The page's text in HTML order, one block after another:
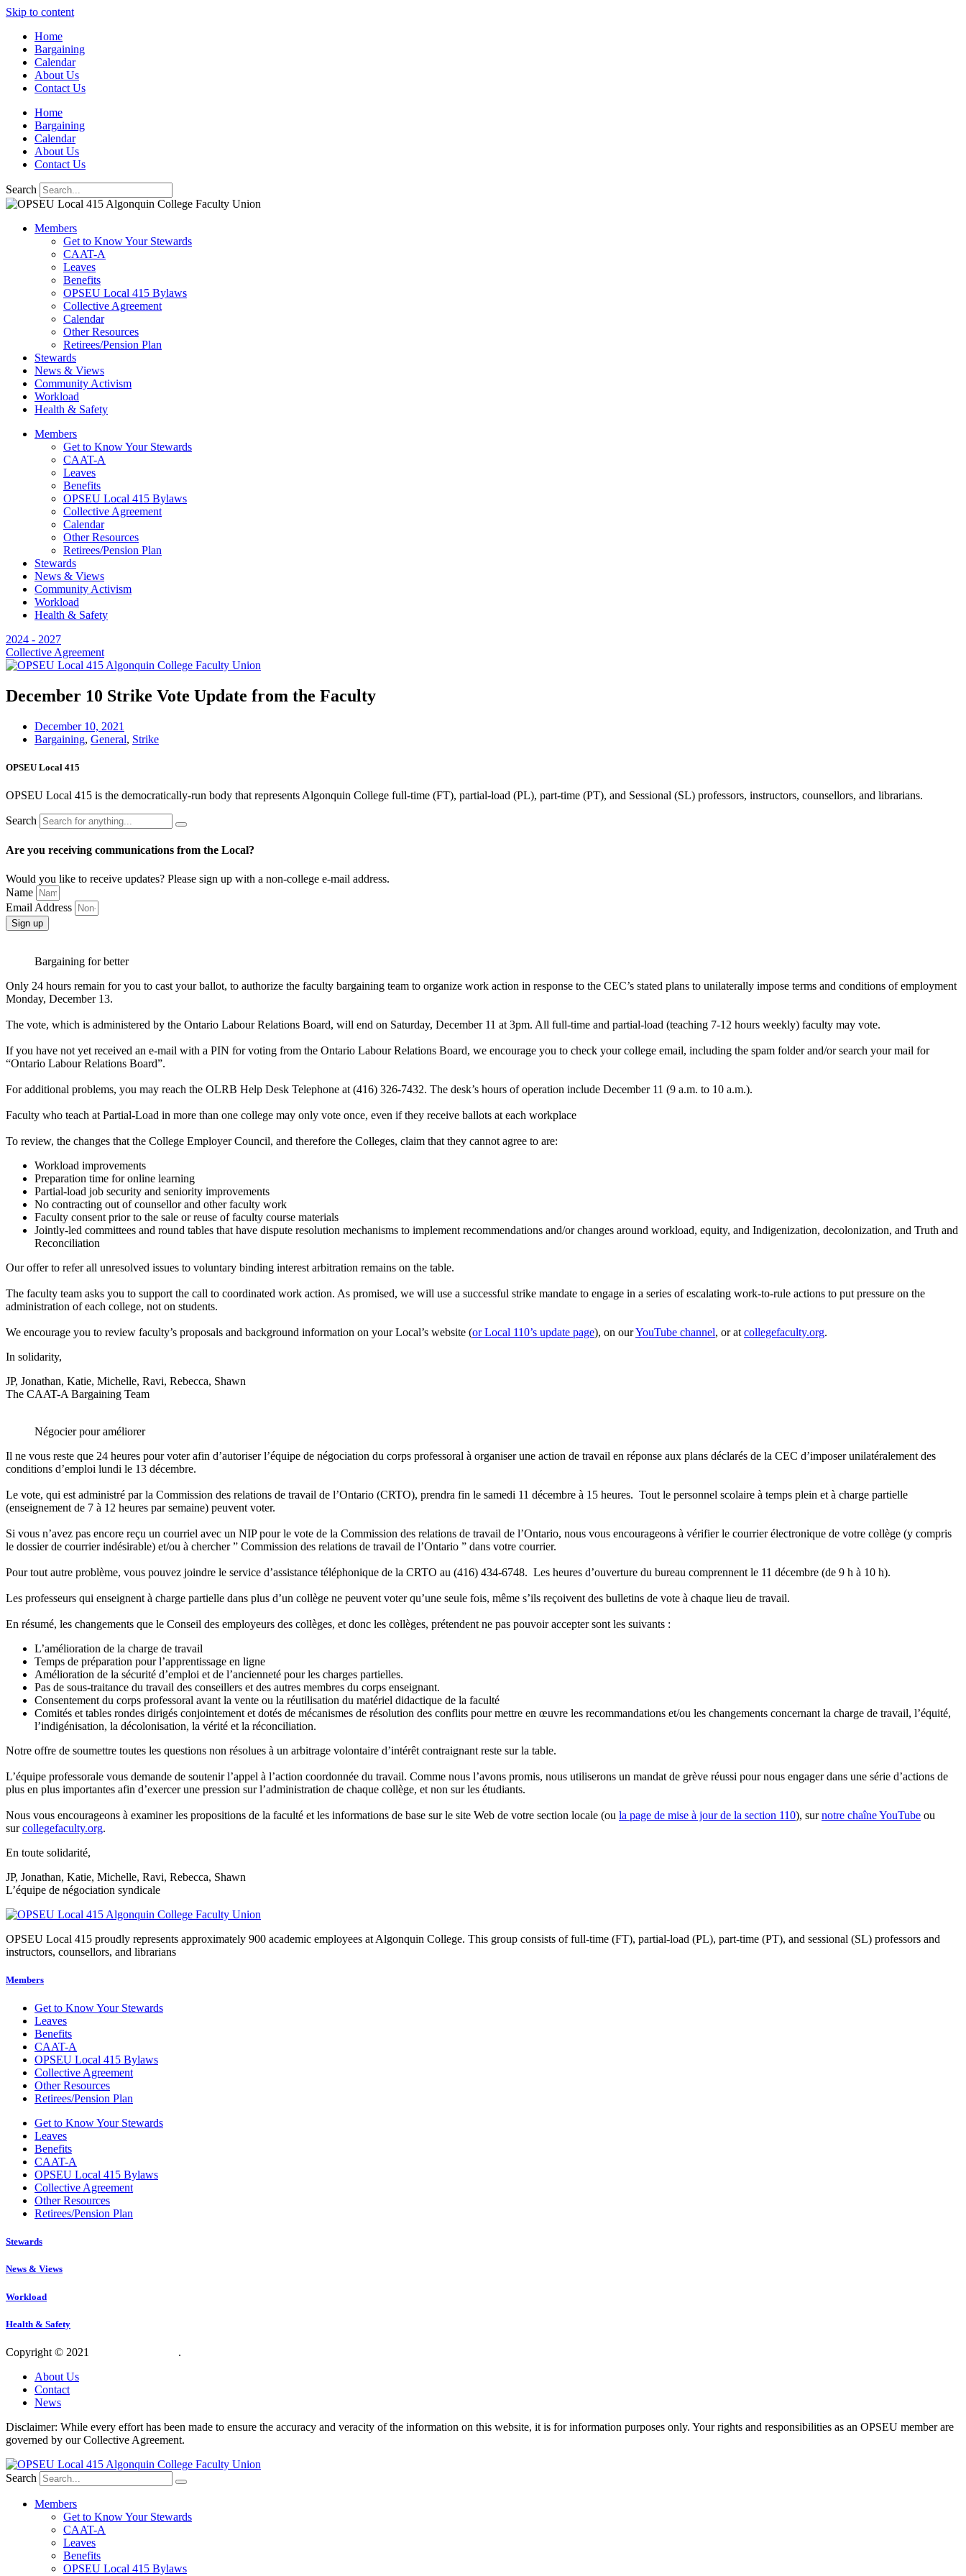
Skip to content
Home
Bargaining
Calendar
About Us
Contact Us
Home
Bargaining
Calendar
About Us
Contact Us
Search
Members
Get to Know Your Stewards
CAAT-A
Leaves
Benefits
OPSEU Local 415 Bylaws
Collective Agreement
Calendar
Other Resources
Retirees/Pension Plan
Stewards
News & Views
Community Activism
Workload
Health & Safety
Members
Get to Know Your Stewards
CAAT-A
Leaves
Benefits
OPSEU Local 415 Bylaws
Collective Agreement
Calendar
Other Resources
Retirees/Pension Plan
Stewards
News & Views
Community Activism
Workload
Health & Safety
2024 - 2027
Collective Agreement
December 10 Strike Vote Update from the Faculty
December 10, 2021
Bargaining, General, Strike
OPSEU Local 415
OPSEU Local 415 is the democratically-run body that represents Algonquin College full-time (FT), partial-load (PL), part-time (PT), and Sessional (SL) professors, instructors, counsellors, and librarians.
Search
Are you receiving communications from the Local?
Would you like to receive updates? Please sign up with a non-college e‑mail address.
Name
Email Address
Sign up
Bargaining for better
Only 24 hours remain for you to cast your ballot, to authorize the faculty bargaining team to organize work action in response to the CEC’s stated plans to unilaterally impose terms and conditions of employment
Monday, December 13.
The vote, which is administered by the Ontario Labour Relations Board, will end on Saturday, December 11 at 3pm. All full-time and partial-load (teaching 7-12 hours weekly) faculty may vote.
If you have not yet received an e-mail with a PIN for voting from the Ontario Labour Relations Board, we encourage you to check your college email, including the spam folder and/or search your mail for
“Ontario Labour Relations Board”.
For additional problems, you may reach the OLRB Help Desk Telephone at (416) 326-7432. The desk’s hours of operation include December 11 (9 a.m. to 10 a.m.).
Faculty who teach at Partial-Load in more than one college may only vote once, even if they receive ballots at each workplace
To review, the changes that the College Employer Council, and therefore the Colleges, claim that they cannot agree to are:
Workload improvements
Preparation time for online learning
Partial-load job security and seniority improvements
No contracting out of counsellor and other faculty work
Faculty consent prior to the sale or reuse of faculty course materials
Jointly-led committees and round tables that have dispute resolution mechanisms to implement recommendations and/or changes around workload, equity, and Indigenization, decolonization, and Truth and
Reconciliation
Our offer to refer all unresolved issues to voluntary binding interest arbitration remains on the table.
The faculty team asks you to support the call to coordinated work action. As promised, we will use a successful strike mandate to engage in a series of escalating work-to-rule actions to put pressure on the
administration of each college, not on students.
We encourage you to review faculty’s proposals and background information on your Local’s website (or Local 110’s update page), on ourYouTube channel, or at collegefaculty.org.
In solidarity,
JP, Jonathan, Katie, Michelle, Ravi, Rebecca, Shawn
The CAAT-A Bargaining Team
Négocier pour améliorer
Il ne vous reste que 24 heures pour voter afin d’autoriser l’équipe de négociation du corps professoral à organiser une action de travail en réponse aux plans déclarés de la CEC d’imposer unilatéralement des
conditions d’emploi lundi le 13 décembre.
Le vote, qui est administré par la Commission des relations de travail de l’Ontario (CRTO), prendra fin le samedi 11 décembre à 15 heures. Tout le personnel scolaire à temps plein et à charge partielle
(enseignement de 7 à 12 heures par semaine) peuvent voter.
Si vous n’avez pas encore reçu un courriel avec un NIP pour le vote de la Commission des relations de travail de l’Ontario, nous vous encourageons à vérifier le courrier électronique de votre collège (y compris
le dossier de courrier indésirable) et/ou à chercher ” Commission des relations de travail de l’Ontario ” dans votre courrier.
Pour tout autre problème, vous pouvez joindre le service d’assistance téléphonique de la CRTO au (416) 434-6748. Les heures d’ouverture du bureau comprennent le 11 décembre (de 9 h à 10 h).
Les professeurs qui enseignent à charge partielle dans plus d’un collège ne peuvent voter qu’une seule fois, même s’ils reçoivent des bulletins de vote à chaque lieu de travail.
En résumé, les changements que le Conseil des employeurs des collèges, et donc les collèges, prétendent ne pas pouvoir accepter sont les suivants :
L’amélioration de la charge de travail
Temps de préparation pour l’apprentissage en ligne
Amélioration de la sécurité d’emploi et de l’ancienneté pour les charges partielles.
Pas de sous-traitance du travail des conseillers et des autres membres du corps enseignant.
Consentement du corps professoral avant la vente ou la réutilisation du matériel didactique de la faculté
Comités et tables rondes dirigés conjointement et dotés de mécanismes de résolution des conflits pour mettre en œuvre les recommandations et/ou les changements concernant la charge de travail, l’équité,
l’indigénisation, la décolonisation, la vérité et la réconciliation.
Notre offre de soumettre toutes les questions non résolues à un arbitrage volontaire d’intérêt contraignant reste sur la table.
L’équipe professorale vous demande de soutenir l’appel à l’action coordonnée du travail. Comme nous l’avons promis, nous utiliserons un mandat de grève réussi pour nous engager dans une série d’actions de
plus en plus importantes afin d’exercer une pression sur l’administration de chaque collège, et non sur les étudiants.
Nous vous encourageons à examiner les propositions de la faculté et les informations de base sur le site Web de votre section locale (ou la page de mise à jour de la section 110), surnotre chaîne YouTube ou
surcollegefaculty.org.
En toute solidarité,
JP, Jonathan, Katie, Michelle, Ravi, Rebecca, Shawn
L’équipe de négociation syndicale
OPSEU Local 415 proudly represents approximately 900 academic employees at Algonquin College. This group consists of full-time (FT), partial-load (PL), part-time (PT), and sessional (SL) professors and
instructors, counsellors, and librarians
Members
Get to Know Your Stewards
Leaves
Benefits
CAAT-A
OPSEU Local 415 Bylaws
Collective Agreement
Other Resources
Retirees/Pension Plan
Get to Know Your Stewards
Leaves
Benefits
CAAT-A
OPSEU Local 415 Bylaws
Collective Agreement
Other Resources
Retirees/Pension Plan
Stewards
News & Views
Workload
Health & Safety
Copyright © 2021 .
About Us
Contact
News
Disclaimer: While every effort has been made to ensure the accuracy and veracity of the information on this website, it is for information purposes only. Your rights and responsibilities as an OPSEU member are
governed by our Collective Agreement.
Search
Members
Get to Know Your Stewards
CAAT-A
Leaves
Benefits
OPSEU Local 415 Bylaws